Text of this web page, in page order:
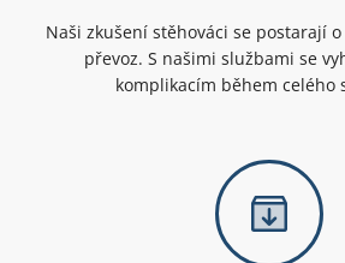
Naši zkušení stěhováci se postarají
převoz. S našimi službami se
komplikacím během celého